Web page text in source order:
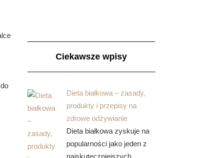
Ciekawsze wpisy
Dieta białkowa – zasady,
produkty i przepisy na
zdrowe odżywianie
Dieta białkowa zyskuje na
popularności jako jeden z
najskuteczniejszych